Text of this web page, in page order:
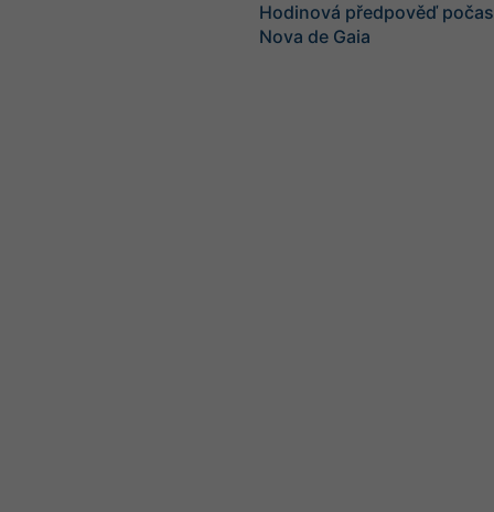
Hodinová předpověď
Nova de Gaia